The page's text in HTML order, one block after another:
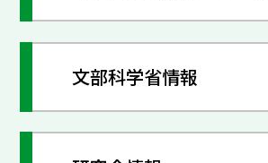
文部科学省情報